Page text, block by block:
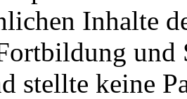
Inhalte
und
stellte keine